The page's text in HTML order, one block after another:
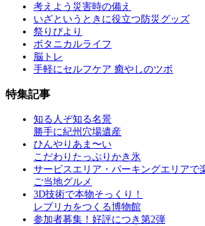
考えよう災害時の備え
いざというときに役立つ防災グッズ
祭りびより
ボタニカルライフ
脳トレ
手軽にセルフケア 癒やしのツボ
特集記事
知る人ぞ知る名景
勝手に紀州穴場遺産
ひんやりあま〜い
こだわりたっぷりかき氷
サービスエリア・パーキングエリアで
ご当地グルメ
3D技術で本物そっくり！
レプリカをつくる博物館
参加者募集！好評につき第2弾